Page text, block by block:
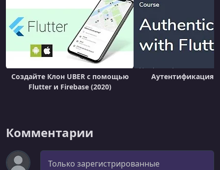
Создайте Клон UBER с помощью
Flutter и Firebase (2020)
Аутентификация
Комментарии
Комментарий